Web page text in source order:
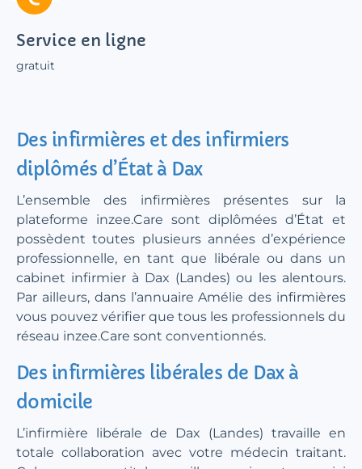
Service en ligne
gratuit
Des infirmières et des infirmiers
diplômés d’État à Dax
L’ensemble des infirmières présentes sur la
plateforme inzee.Care sont diplômées d’État et
possèdent toutes plusieurs années d’expérience
professionnelle, en tant que libérale ou dans un
cabinet infirmier à Dax (Landes) ou les alentours.
Par ailleurs, dans l’annuaire Amélie des infirmières
vous pouvez vérifier que tous les professionnels du
réseau inzee.Care sont conventionnés.
Des infirmières libérales de Dax à
domicile
L’infirmière libérale de Dax (Landes) travaille en
totale collaboration avec votre médecin traitant.